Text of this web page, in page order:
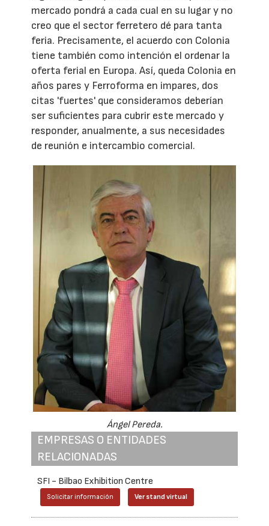
mercado pondrá a cada cual en su lugar y no
creo que el sector ferretero dé para tanta
feria. Precisamente, el acuerdo con Colonia
tiene también como intención el ordenar la
oferta ferial en Europa. Así, queda Colonia en
años pares y Ferroforma en impares, dos
citas 'fuertes' que consideramos deberían
ser suficientes para cubrir este mercado y
responder, anualmente, a sus necesidades
de reunión e intercambio comercial.
Ángel Pereda.
EMPRESAS O ENTIDADES
RELACIONADAS
SFI - Bilbao Exhibition Centre
Solicitar información Ver stand virtual